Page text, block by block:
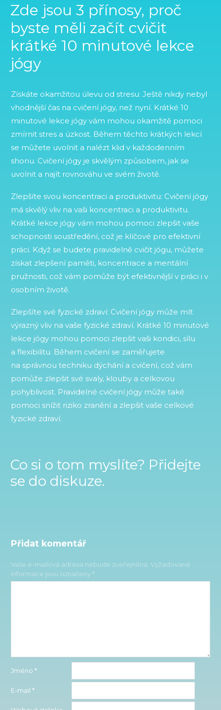
Zde jsou 3 přínosy, proč
byste měli začít cvičit
krátké 10 minutové lekce
jógy
Získáte okamžitou úlevu od stresu: Ještě nikdy nebyl
vhodnější čas na cvičení jógy, než nyní. Krátké 10
minutové lekce jógy vám mohou okamžitě pomoci
zmírnit stres a úzkost. Během těchto krátkých lekcí
se můžete uvolnit a nalézt klid v každodenním
shonu. Cvičení jógy je skvělým způsobem, jak se
uvolnit a najít rovnováhu ve svém životě.
Zlepšíte svou koncentraci a produktivitu: Cvičení jógy
má skvělý vliv na vaši koncentraci a produktivitu.
Krátké lekce jógy vám mohou pomoci zlepšit vaše
schopnosti soustředění, což je klíčové pro efektivní
práci. Když se budete pravidelně cvičit jógu, můžete
získat zlepšení paměti, koncentrace a mentální
pružnosti, což vám pomůže být efektivnější v práci i v
osobním životě.
Zlepšíte své fyzické zdraví: Cvičení jógy může mít
výrazný vliv na vaše fyzické zdraví. Krátké 10 minutové
lekce jógy mohou pomoci zlepšit vaši kondici, sílu
a flexibilitu. Během cvičení se zaměřujete
na správnou techniku dýchání a cvičení, což vám
pomůže zlepšit své svaly, klouby a celkovou
pohyblivost. Pravidelné cvičení jógy může také
pomoci snížit riziko zranění a zlepšit vaše celkové
fyzické zdraví.
Co si o tom myslíte? Přidejte
se do diskuze.
Přidat komentář
Vaše e-mailová adresa nebude zveřejněna. Vyžadované
informace jsou označeny*
Jméno*
E-mail*